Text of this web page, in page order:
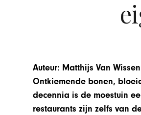
Auteur: Matthijs Van Wissen
Ontkiemende bonen,
decennia is de moestuin
restaurants zijn zelfs van